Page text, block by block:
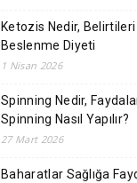
Ketozis Nedir,
Beslenme Diyeti
1 Nisan 2026
Spinning Nedir,
Spinning Nasıl Yapılır?
27 Mart 2026
Baharatlar Sağlığa